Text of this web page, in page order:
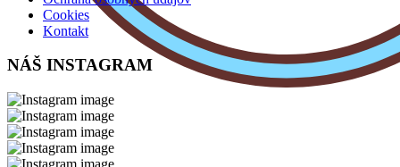
Cookies
Kontakt
NÁŠ INSTAGRAM